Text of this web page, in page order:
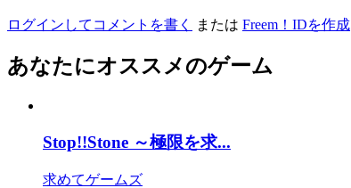
ログインしてコメントを書く または Freem！IDを作成
あなたにオススメのゲーム
Stop!!Stone ～極限を求...
求めてゲームズ